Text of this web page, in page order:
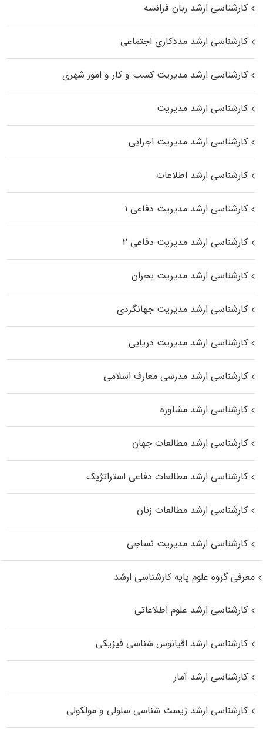
کارشناسی ارشد زبان فرانسه
کارشناسی ارشد مددکاری اجتماعی
کارشناسی ارشد مدیریت کسب و کار و امور شهری
کارشناسی ارشد مدیریت
کارشناسی ارشد مدیریت اجرایی
کارشناسی ارشد اطلاعات
کارشناسی ارشد مدیریت دفاعی ۱
کارشناسی ارشد مدیریت دفاعی ۲
کارشناسی ارشد مدیریت بحران
کارشناسی ارشد مدیریت جهانگردی
کارشناسی ارشد مدیریت دریایی
کارشناسی ارشد مدرسی معارف اسلامی
کارشناسی ارشد مشاوره
کارشناسی ارشد مطالعات جهان
کارشناسی ارشد مطالعات دفاعی استراتژیک
کارشناسی ارشد مطالعات زنان
کارشناسی ارشد مدیریت نساجی
معرفی گروه علوم پایه کارشناسی ارشد
کارشناسی ارشد علوم اطلاعاتی
کارشناسی ارشد اقیانوس‌ شناسی فیزیکی
کارشناسی ارشد آمار
کارشناسی ارشد زیست شناسی سلولی و مولکولی